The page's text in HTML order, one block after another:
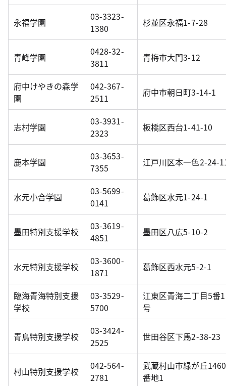
永福学園
03-3323-
1380
杉並区永福1-7-28
青峰学園
0428-32-
3811
青梅市大門3-12
府中けやきの森学
園
042-367-
2511
府中市朝日町3-14-1
志村学園
03-3931-
2323
板橋区西台1-41-10
鹿本学園
03-3653-
7355
江戸川区本一色2-24-
水元小合学園
03-5699-
0141
葛飾区水元1-24-1
墨田特別支援学校
03-3619-
4851
墨田区八広5-10-2
水元特別支援学校
03-3600-
1871
葛飾区西水元5-2-1
臨海青海特別支援
学校
03-3529-
5700
江東区青海二丁目5番1
号
青鳥特別支援学校
03-3424-
2525
世田谷区下馬2-38-23
村山特別支援学校
042-564-
2781
武蔵村山市緑が丘1460
番地1